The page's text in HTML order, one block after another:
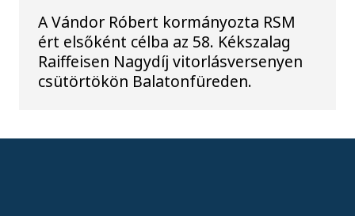
A Vándor Róbert kormányozta RSM
ért elsőként célba az 58. Kékszalag
Raiffeisen Nagydíj vitorlásversenyen
csütörtökön Balatonfüreden.